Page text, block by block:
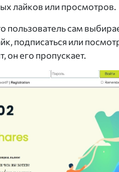
лайков или просмотров.
пользователь сам
подписаться или
он его пропускает.